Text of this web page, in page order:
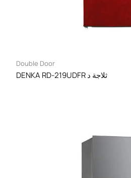
Double Door
DENKA RD-219UDFR ثلاجة د